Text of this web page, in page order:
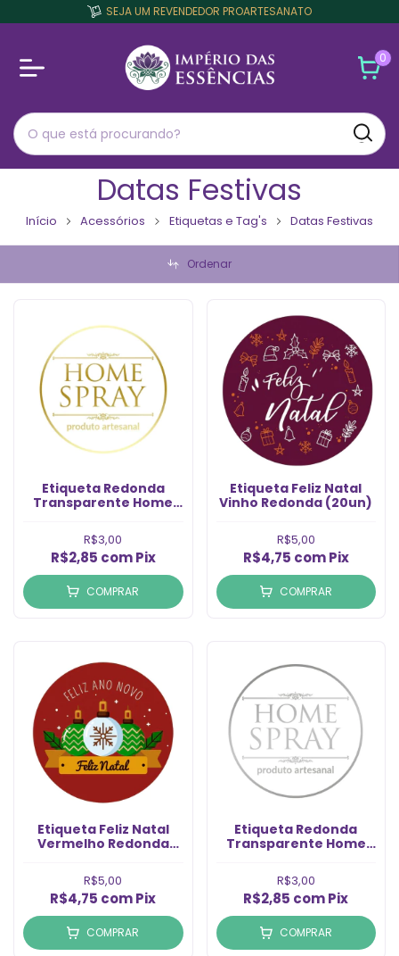
SEJA UM REVENDEDOR PROARTESANATO
0
Datas Festivas
Início Acessórios Etiquetas e Tag's Datas Festivas
Ordenar
Etiqueta Redonda
Transparente Home
R$3,00
R$2,85 com Pix
COMPRAR
Etiqueta Feliz Natal
Vinho Redonda (20un)
R$5,00
R$4,75 com Pix
COMPRAR
Etiqueta Feliz Natal
Vermelho Redonda
R$5,00
R$4,75 comPix
COMPRAR
Etiqueta Redonda
Transparente Home
R$3,00
R$2,85 comPix
COMPRAR